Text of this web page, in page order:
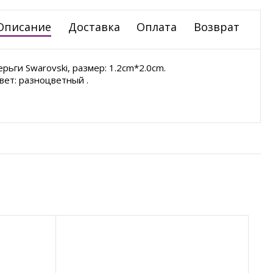
Доставка Оплата Возврат
Swarovski, размер: 1.2cm*2.0cm.
разноцветный .